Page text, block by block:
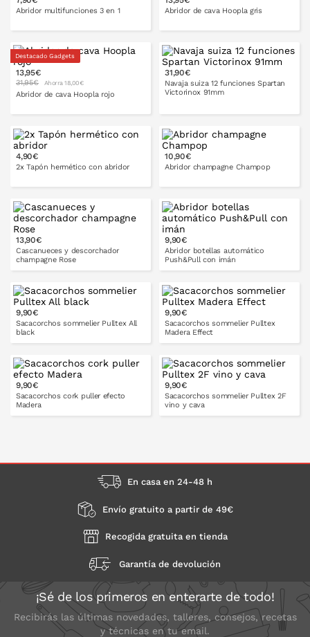
PONLO EN LA CESTA
Abridor multifunciones 3 en 1
PONLO EN LA CESTA
Abridor de cava Hoopla gris
PONLO EN LA CESTA
Destacado Gadgets
13,95€
31,95€ Ahorra 18,00€
Abridor de cava Hoopla rojo
PONLO EN LA CESTA
31,90€
Navaja suiza 12 funciones Spartan
Victorinox 91mm
PONLO EN LA CESTA
4,90€
2x Tapón hermético con abridor
10,90€
Abridor champagne Champop
13,90€
Cascanueces y descorchador
champagne Rose
PONLO EN LA CESTA
9,90€
Abridor botellas automático
Push&Pull con imán
9,90€
Sacacorchos sommelier Pulltex All
black
PONLO EN LA CESTA
9,90€
Sacacorchos sommelier Pulltex
Madera Effect
PONLO EN LA CESTA
9,90€
Sacacorchos cork puller efecto
Madera
PONLO EN LA CESTA
9,90€
Sacacorchos sommelier Pulltex 2F
vino y cava
PONLO EN LA CESTA
En casa en 24-48 h
Envío gratuito a partir de 49€
Recogida gratuita en tienda
Garantía de devolución
¡Sé de los primeros en enterarte de todo!
Recibirás las últimas novedades, talleres, consejos, recetas
y técnicas en tu email.